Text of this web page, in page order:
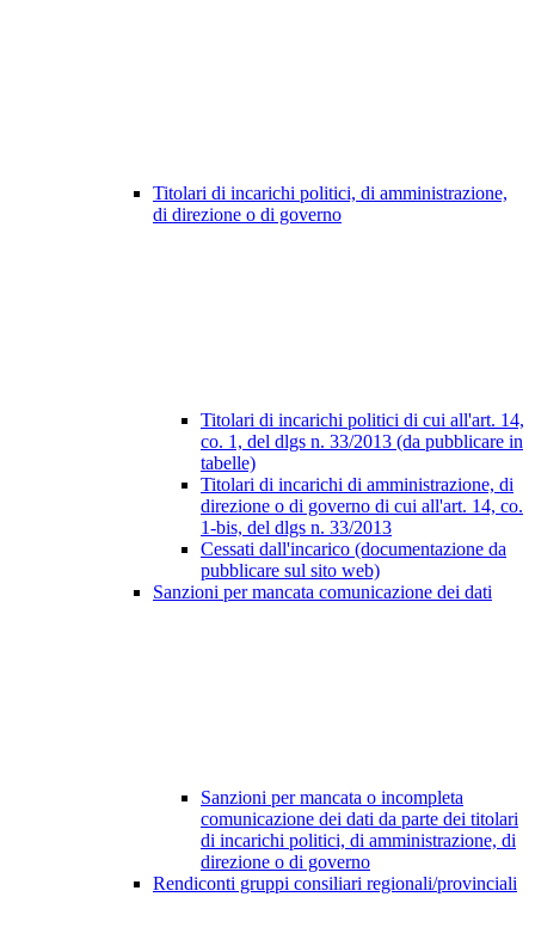
Titolari di incarichi politici, di amministrazione,
di direzione o di governo
Titolari di incarichi politici di cui all'art. 14,
co. 1, del dlgs n. 33/2013 (da pubblicare in
tabelle)
Titolari di incarichi di amministrazione, di
direzione o di governo di cui all'art. 14, co.
1-bis, del dlgs n. 33/2013
Cessati dall'incarico (documentazione da
pubblicare sul sito web)
Sanzioni per mancata comunicazione dei dati
Sanzioni per mancata o incompleta
comunicazione dei dati da parte dei titolari
di incarichi politici, di amministrazione, di
direzione o di governo
Rendiconti gruppi consiliari regionali/provinciali